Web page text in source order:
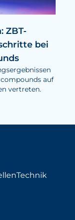
ZBT-
bei
auf
vertreten.